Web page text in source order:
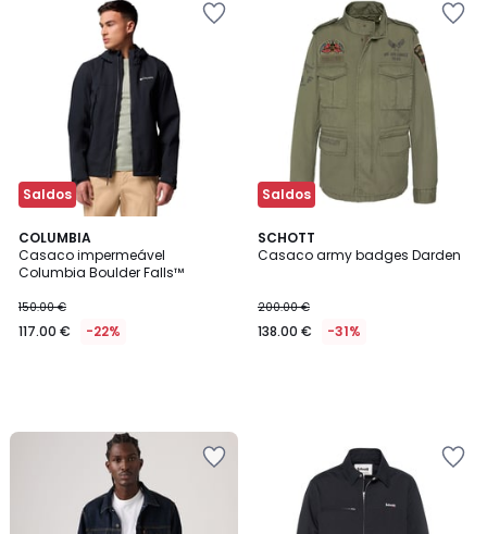
Saldos
COLUMBIA
Casaco impermeável
Columbia Boulder Falls™
150.00 €
117.00 € -22%
Saldos
SCHOTT
Casaco army badges Darden
200.00 €
138.00 € -31%